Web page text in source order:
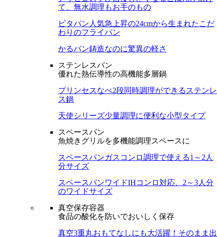
て、無水調理もお手のもの
ピタパン 人気急上昇の24cmから生まれたこだ
わりのフライパン
かるパン鋳造なのに驚異の軽さ
ステンレスパン
優れた熱伝導性の高機能多層鍋
プリンセスなべ2段同時調理ができるステンレ
ス鍋
天使シリーズ少量調理に便利な小型タイプ
スペースパン
魚焼きグリルを多機能調理スペースに
スペースパンガスコンロ調理で使える1～2人
分サイズ
スペースパンワイドIHコンロ対応、2～3人分
のワイドサイズ
真空保存容器
食品の酸化を防いでおいしく保存
真空3重丸おもてなしにも大活躍！そのまま出